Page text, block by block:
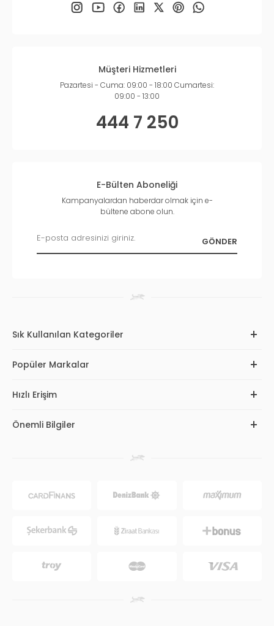
Müşteri Hizmetleri
Pazartesi - Cuma: 09:00 - 18:00 Cumartesi:
09:00 - 13:00
444 7 250
E-Bülten Aboneliği
Kampanyalardan haberdar olmak için e-
bültene abone olun.
Sık Kullanılan Kategoriler
Popüler Markalar
Hızlı Erişim
Önemli Bilgiler